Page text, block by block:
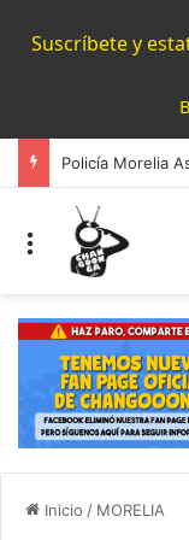
Suscríbete y
Menú
Inicio / MORELIA